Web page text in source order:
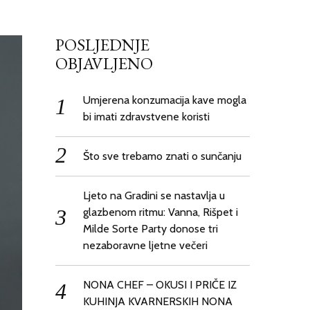
POSLJEDNJE
OBJAVLJENO
Umjerena konzumacija kave mogla
bi imati zdravstvene koristi
Što sve trebamo znati o sunčanju
Ljeto na Gradini se nastavlja u
glazbenom ritmu: Vanna, Rišpet i
Milde Sorte Party donose tri
nezaboravne ljetne večeri
NONA CHEF – OKUSI I PRIČE IZ
KUHINJA KVARNERSKIH NONA